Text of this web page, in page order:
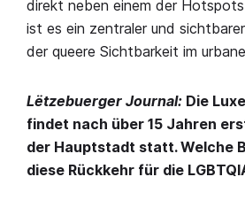
direkt neben einem der
ist es ein zentraler und
der queere Sichtbarkeit im
Lëtzebuerger Journal: Die
findet nach über 15 Jahren
der Hauptstadt statt. Welche
diese Rückkehr für die